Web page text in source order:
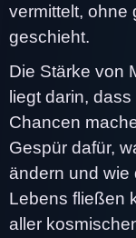
vermittelt, ohne
geschieht.
Die Stärke von
liegt darin,
Chancen
Gespür dafür,
ändern und wie
Lebens fließen
aller